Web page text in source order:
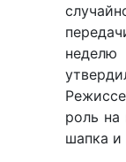
роль на
шапка и